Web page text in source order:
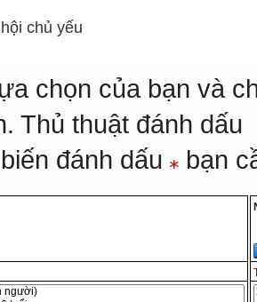
chủ yếu
chọn của bạn và
Thủ thuật đánh dấu
đánh dấu bạn